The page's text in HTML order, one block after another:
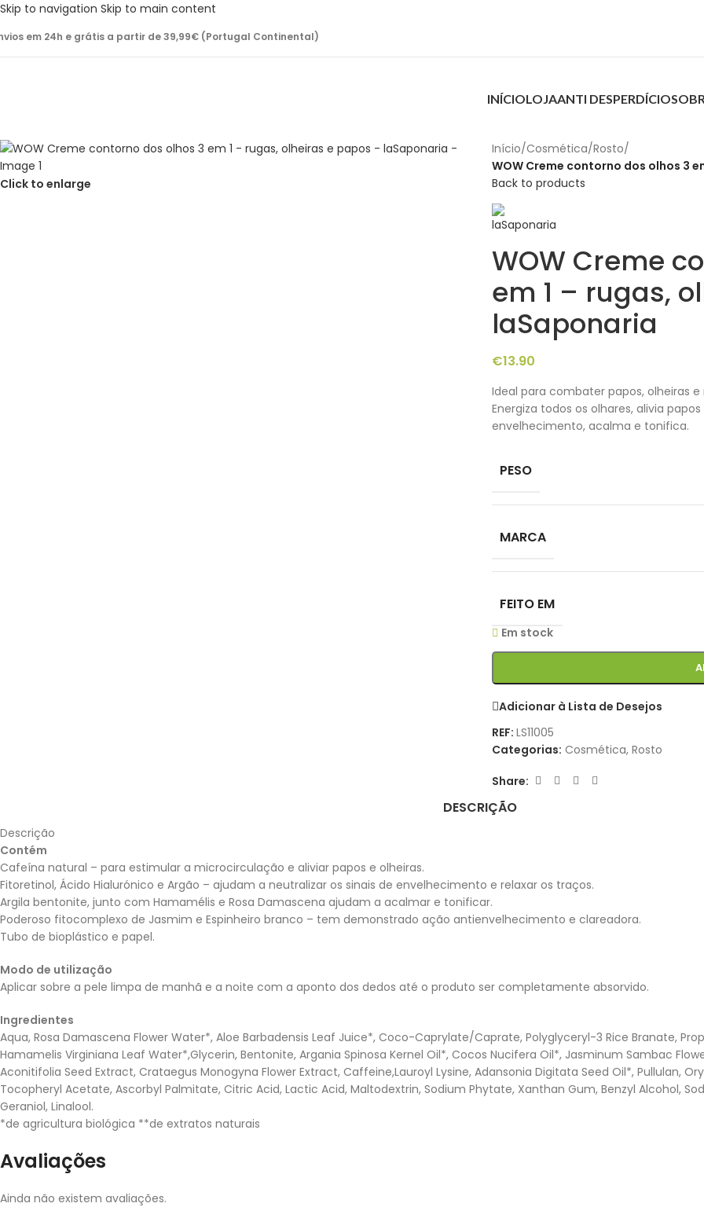
Skip to navigation Skip to main content
em 24h e grátis a partir de 39,99€ (Portugal Continental)
INÍCIOLOJAANTI DESPERDÍCIO
Click to enlarge
Início/Cosmética/Rosto/
WOW Creme contorno dos olhos 3
Back to products
WOW Creme
em 1 – rugas,
laSaponaria
€13.90
Ideal para combater papos, olheiras
Energiza todos os olhares, alivia
envelhecimento, acalma e tonifica.
PESO
MARCA
FEITO EM
Em stock
Adicionar à Lista de Desejos
REF: LS11005
Categorias: Cosmética, Rosto
Share:
DESCRIÇÃO
Descrição
Contém
Cafeína natural – para estimular a microcirculação e aliviar papos e olheiras.
Fitoretinol, Ácido Hialurónico e Argão – ajudam a neutralizar os sinais de envelhecimento e relaxar os traços.
Argila bentonite, junto com Hamamélis e Rosa Damascena ajudam a acalmar e tonificar.
Poderoso fitocomplexo de Jasmim e Espinheiro branco – tem demonstrado ação antienvelhecimento e clareadora.
Tubo de bioplástico e papel.
Modo de utilização
Aplicar sobre a pele limpa de manhã e a noite com a aponto dos dedos até o produto ser completamente absorvido.
Ingredientes
Aqua, Rosa Damascena Flower Water*, Aloe Barbadensis Leaf Juice*, Coco-Caprylate/Caprate, Polyglyceryl-3 Rice Branate,
Hamamelis Virginiana Leaf Water*,Glycerin, Bentonite, Argania Spinosa Kernel Oil*, Cocos Nucifera Oil*, Jasminum Sambac
Aconitifolia Seed Extract, Crataegus Monogyna Flower Extract, Caffeine,Lauroyl Lysine, Adansonia Digitata Seed Oil*, Pullulan,
Tocopheryl Acetate, Ascorbyl Palmitate, Citric Acid, Lactic Acid, Maltodextrin, Sodium Phytate, Xanthan Gum, Benzyl Alcohol,
Geraniol, Linalool.
*de agricultura biológica **de extratos naturais
Avaliações
Ainda não existem avaliações.